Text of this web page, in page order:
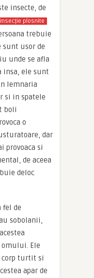
insecte, de
plosnite
trebuie
sunt usor de
unde se afla
insa, ele sunt
lemnaria
si in spatele
boli
o
dar
provoaca si
de aceea
deloc
fel de
sobolanii,
omului. Ele
corp turtit si
apar de